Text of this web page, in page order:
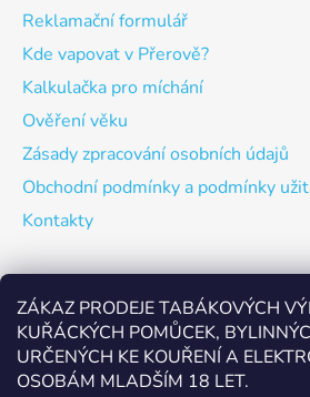
ZÁKAZ PRODEJE TABÁKOVÝCH
KUŘÁCKÝCH POMŮCEK,
URČENÝCH KE KOUŘENÍ A
OSOBÁM MLADŠÍM 18 LET.
Reklamační formulář
Kde vapovat v Přerově?
Kalkulačka pro míchání
Ověření věku
Zásady zpracování osobních údajů
Obchodní podmínky a podmínky
Kontakty
Odebírat newsletter
Vložte svůj e-mail a my vám
nových produktech na našem e-